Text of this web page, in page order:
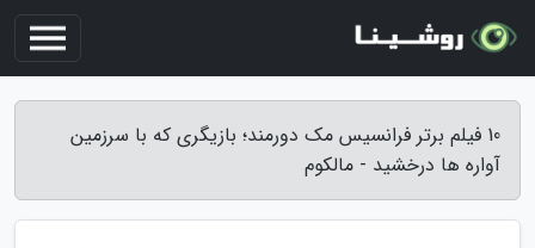
10 فیلم برتر فرانسیس مک دورمند؛ بازیگری که با سرزمین
آواره ها درخشید - مالکوم